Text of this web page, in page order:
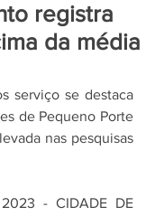
registra
da média
serviço se destaca
de Pequeno Porte
nas pesquisas
2023 - CIDADE DE